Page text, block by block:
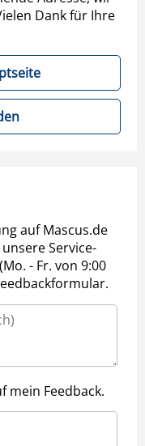
Dank für Ihre
auf Mascus.de
Service-
- Fr. von 9:00
mein Feedback.